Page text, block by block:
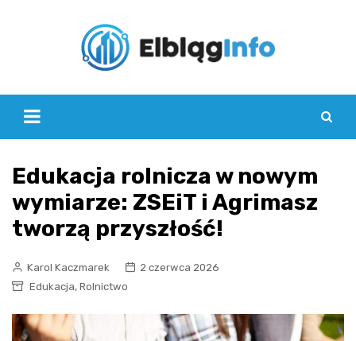
Edukacja rolnicza w nowym
wymiarze: ZSEiT i Agrimasz
tworzą przyszłość!
Karol Kaczmarek
2 czerwca 2026
Edukacja, Rolnictwo